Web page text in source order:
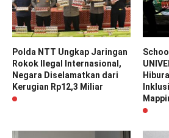
Polda NTT Ungkap Jaringan
Rokok Ilegal Internasional,
Negara Diselamatkan dari
Kerugian Rp12,3 Miliar